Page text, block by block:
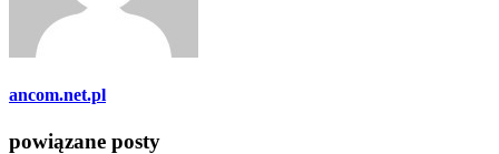
ancom.net.pl
powiązane posty